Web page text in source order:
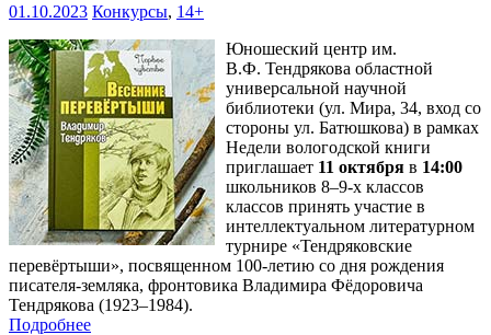
01.10.2023 Конкурсы, 14+
Юношеский центр им.
В.Ф. Тендрякова областной
универсальной научной
библиотеки (ул. Мира, 34, вход со
стороны ул. Батюшкова) в рамках
Недели вологодской книги
приглашает 11 октября в 14:00
школьников 8–9-х классов
классов принять участие в
интеллектуальном литературном
турнире «Тендряковские
перевёртыши», посвященном 100-летию со дня рождения
писателя-земляка, фронтовика Владимира Фёдоровича
Тендрякова (1923–1984).
Подробнее